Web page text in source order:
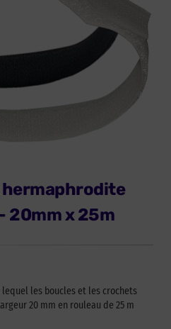
20mm x 25m
les boucles et les crochets
20 mm en rouleau de 25 m